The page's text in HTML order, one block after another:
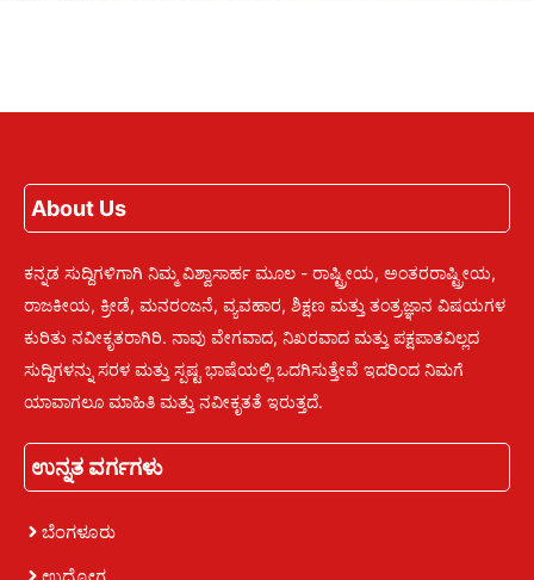
About Us
ಕನ್ನಡ ಸುದ್ದಿಗಳಿಗಾಗಿ ನಿಮ್ಮ ವಿಶ್ವಾಸಾರ್ಹ ಮೂಲ - ರಾಷ್ಟ್ರೀಯ, ಅಂತರರಾಷ್ಟ್ರೀಯ,
ರಾಜಕೀಯ, ಕ್ರೀಡೆ, ಮನರಂಜನೆ, ವ್ಯವಹಾರ, ಶಿಕ್ಷಣ ಮತ್ತು ತಂತ್ರಜ್ಞಾನ ವಿಷಯಗಳ
ಕುರಿತು ನವೀಕೃತರಾಗಿರಿ. ನಾವು ವೇಗವಾದ, ನಿಖರವಾದ ಮತ್ತು ಪಕ್ಷಪಾತವಿಲ್ಲದ
ಸುದ್ದಿಗಳನ್ನು ಸರಳ ಮತ್ತು ಸ್ಪಷ್ಟ ಭಾಷೆಯಲ್ಲಿ ಒದಗಿಸುತ್ತೇವೆ ಇದರಿಂದ ನಿಮಗೆ
ಯಾವಾಗಲೂ ಮಾಹಿತಿ ಮತ್ತು ನವೀಕೃತತೆ ಇರುತ್ತದೆ.
ಉನ್ನತ ವರ್ಗಗಳು
ಬೆಂಗಳೂರು
ಉದ್ಯೋಗ